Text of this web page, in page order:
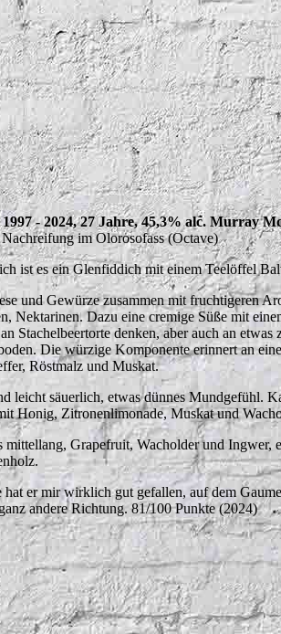
- 2024, 27 Jahre, 45,3% alc. Murray
im Olorosofass (Octave)
ist es ein Glenfiddich mit einem Teelöffel
und Gewürze zusammen mit fruchtigeren
Nektarinen. Dazu eine cremige Süße mit
Stachelbeertorte denken, aber auch an etwas
Die würzige Komponente erinnert an
Röstmalz und Muskat.
leicht säuerlich, etwas dünnes Mundgefühl.
Honig, Zitronenlimonade, Muskat und
Grapefruit, Wacholder und Ingwer,
hat er mir wirklich gut gefallen, auf dem
andere Richtung. 81/100 Punkte (2024)